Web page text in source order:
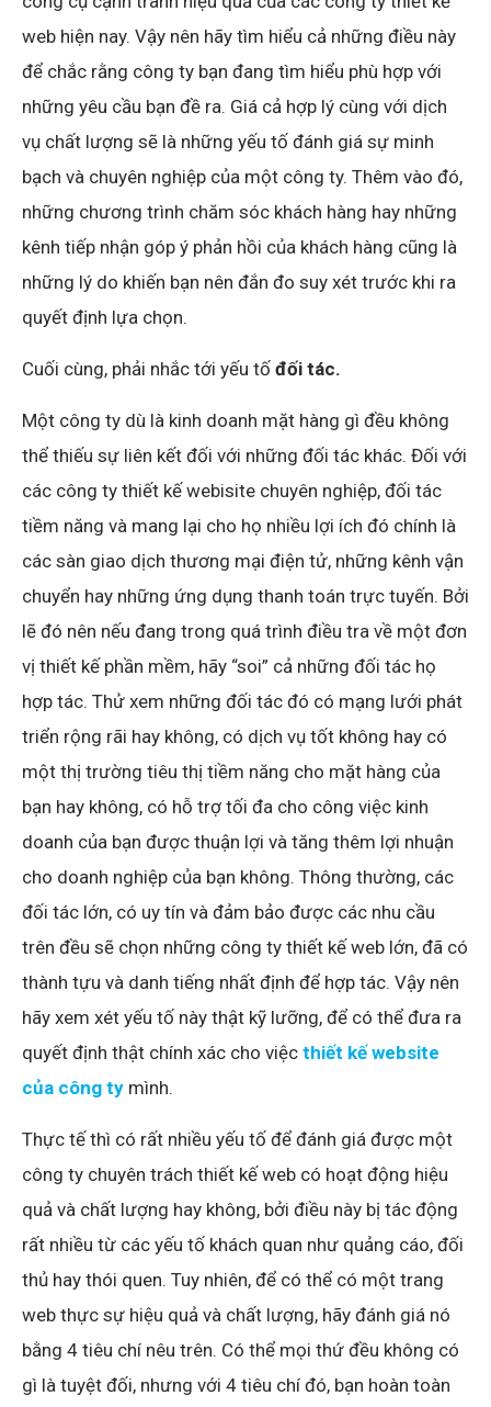
web hiện nay. Vậy nên hãy tìm hiểu cả những điều này
để chắc rằng công ty bạn đang tìm hiểu phù hợp với
những yêu cầu bạn đề ra. Giá cả hợp lý cùng với dịch
vụ chất lượng sẽ là những yếu tố đánh giá sự minh
bạch và chuyên nghiệp của một công ty. Thêm vào đó,
những chương trình chăm sóc khách hàng hay những
kênh tiếp nhận góp ý phản hồi của khách hàng cũng là
những lý do khiến bạn nên đắn đo suy xét trước khi ra
quyết định lựa chọn.
Cuối cùng, phải nhắc tới yếu tố đối tác.
Một công ty dù là kinh doanh mặt hàng gì đều không
thể thiếu sự liên kết đối với những đối tác khác. Đối với
các công ty thiết kế webisite chuyên nghiệp, đối tác
tiềm năng và mang lại cho họ nhiều lợi ích đó chính là
các sàn giao dịch thương mại điện tử, những kênh vận
chuyển hay những ứng dụng thanh toán trực tuyến. Bởi
lẽ đó nên nếu đang trong quá trình điều tra về một đơn
vị thiết kế phần mềm, hãy “soi” cả những đối tác họ
hợp tác. Thử xem những đối tác đó có mạng lưới phát
triển rộng rãi hay không, có dịch vụ tốt không hay có
một thị trường tiêu thị tiềm năng cho mặt hàng của
bạn hay không, có hỗ trợ tối đa cho công việc kinh
doanh của bạn được thuận lợi và tăng thêm lợi nhuận
cho doanh nghiệp của bạn không. Thông thường, các
đối tác lớn, có uy tín và đảm bảo được các nhu cầu
trên đều sẽ chọn những công ty thiết kế web lớn, đã có
thành tựu và danh tiếng nhất định để hợp tác. Vậy nên
hãy xem xét yếu tố này thật kỹ lưỡng, để có thể đưa ra
quyết định thật chính xác cho việc thiết kế website
của công ty mình.
Thực tế thì có rất nhiều yếu tố để đánh giá được một
công ty chuyên trách thiết kế web có hoạt động hiệu
quả và chất lượng hay không, bởi điều này bị tác động
rất nhiều từ các yếu tố khách quan như quảng cáo, đối
thủ hay thói quen. Tuy nhiên, để có thể có một trang
web thực sự hiệu quả và chất lượng, hãy đánh giá nó
bằng 4 tiêu chí nêu trên. Có thể mọi thứ đều không có
gì là tuyệt đối, nhưng với 4 tiêu chí đó, bạn hoàn toàn